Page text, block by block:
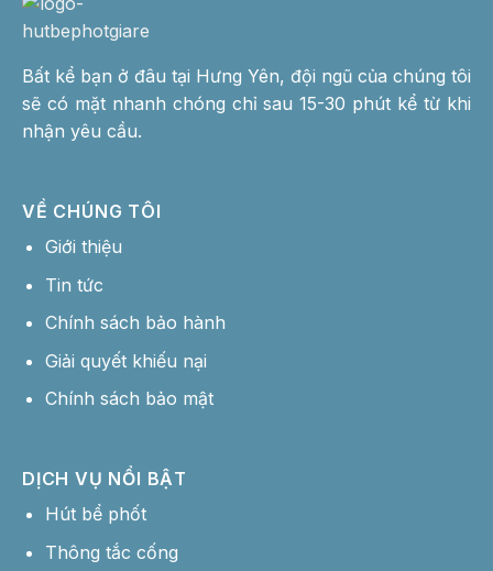
Bất kể bạn ở đâu tại Hưng Yên, đội ngũ của chúng tôi
sẽ có mặt nhanh chóng chỉ sau 15-30 phút kể từ khi
nhận yêu cầu.
VỀ CHÚNG TÔI
Giới thiệu
Tin tức
Chính sách bảo hành
Giải quyết khiếu nại
Chính sách bảo mật
DỊCH VỤ NỔI BẬT
Hút bể phốt
Thông tắc cống